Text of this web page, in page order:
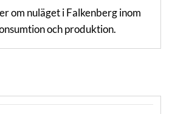
om nuläget i Falkenberg inom
och produktion.